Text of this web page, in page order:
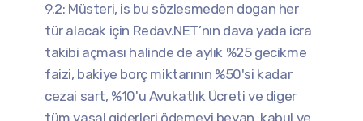
9.2: Müsteri, is bu sözlesmeden dogan her
tür alacak için Redav.NET’nın dava yada icra
takibi açması halinde de aylık %25 gecikme
faizi, bakiye borç miktarının %50'si kadar
cezai sart, %10'u Avukatlık Ücreti ve diger
tüm yasal giderleri ödemeyi beyan, kabul ve